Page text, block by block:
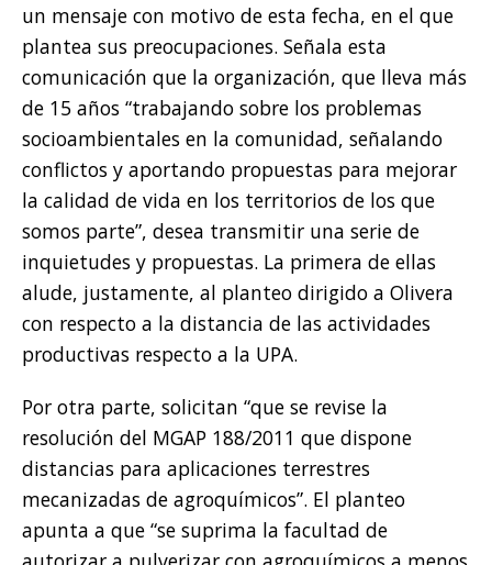
un mensaje con motivo de esta fecha, en el que
plantea sus preocupaciones. Señala esta
comunicación que la organización, que lleva más
de 15 años “trabajando sobre los problemas
socioambientales en la comunidad, señalando
conflictos y aportando propuestas para mejorar
la calidad de vida en los territorios de los que
somos parte”, desea transmitir una serie de
inquietudes y propuestas. La primera de ellas
alude, justamente, al planteo dirigido a Olivera
con respecto a la distancia de las actividades
productivas respecto a la UPA.
Por otra parte, solicitan “que se revise la
resolución del MGAP 188/2011 que dispone
distancias para aplicaciones terrestres
mecanizadas de agroquímicos”. El planteo
apunta a que “se suprima la facultad de